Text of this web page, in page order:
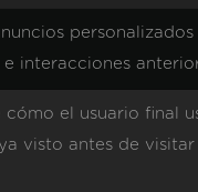
interacciones
el usuario final
visto antes de